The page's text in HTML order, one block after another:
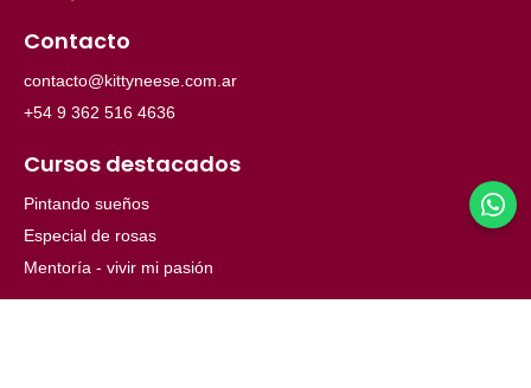
Contacto
contacto@kittyneese.com.ar
+54 9 362 516 4636
Cursos destacados
Pintando sueños
Especial de rosas
Mentoría - vivir mi pasión